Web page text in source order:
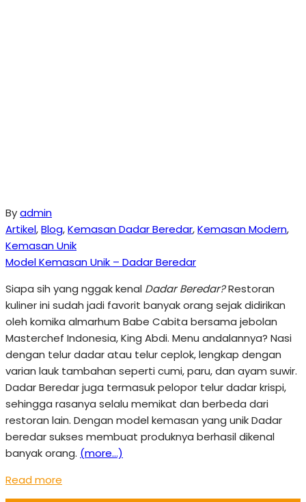
Byadmin
Artikel,Blog,Kemasan Dadar Beredar,Kemasan Modern,
Kemasan Unik
Model Kemasan Unik – Dadar Beredar
Siapa sih yang nggak kenal Dadar Beredar?Restoran
kuliner ini sudah jadi favorit banyak orang sejak didirikan
oleh komika almarhum Babe Cabita bersama jebolan
Masterchef Indonesia, King Abdi. Menu andalannya? Nasi
dengan telur dadar atau telur ceplok, lengkap dengan
varian lauk tambahan seperti cumi, paru, dan ayam suwir.
Dadar Beredar juga termasuk pelopor telur dadar krispi,
sehingga rasanya selalu memikat dan berbeda dari
restoran lain. Dengan model kemasan yang unik Dadar
beredar sukses membuat produknya berhasil dikenal
banyak orang. (more…)
Read more